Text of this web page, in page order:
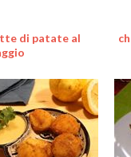
di patate al